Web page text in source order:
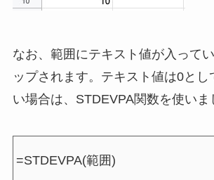
なお、範囲にテキスト値が入って
ップされます。テキスト値は0とし
い場合は、STDEVPA関数を使いま
=STDEVPA(範囲)